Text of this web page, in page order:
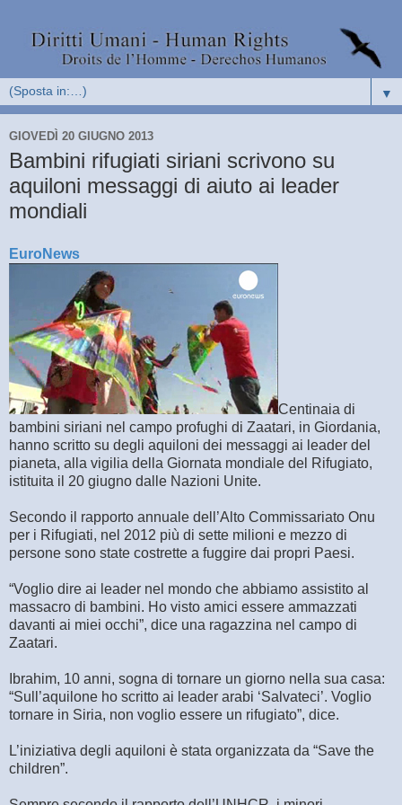
▼
GIOVEDÌ 20 GIUGNO 2013
Bambini rifugiati siriani scrivono su
aquiloni messaggi di aiuto ai leader
mondiali
EuroNews
Centinaia di
bambini siriani nel campo profughi di Zaatari, in Giordania,
hanno scritto su degli aquiloni dei messaggi ai leader del
pianeta, alla vigilia della Giornata mondiale del Rifugiato,
istituita il 20 giugno dalle Nazioni Unite.
Secondo il rapporto annuale dell’Alto Commissariato Onu
per i Rifugiati, nel 2012 più di sette milioni e mezzo di
persone sono state costrette a fuggire dai propri Paesi.
“Voglio dire ai leader nel mondo che abbiamo assistito al
massacro di bambini. Ho visto amici essere ammazzati
davanti ai miei occhi”, dice una ragazzina nel campo di
Zaatari.
Ibrahim, 10 anni, sogna di tornare un giorno nella sua casa:
“Sull’aquilone ho scritto ai leader arabi ‘Salvateci’. Voglio
tornare in Siria, non voglio essere un rifugiato”, dice.
L’iniziativa degli aquiloni è stata organizzata da “Save the
children”.